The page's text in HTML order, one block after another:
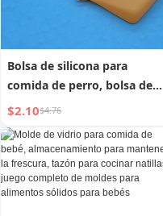
Bolsa de silicona para
comida de perro, bolsa de
premios para mascotas,
bolsa de entrenamiento para
perros a prueba de agua
$2.10$4.76